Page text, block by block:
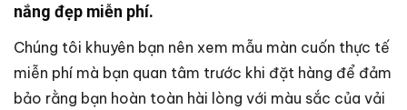
nắng đẹp miễn phí.
Chúng tôi khuyên bạn nên xem mẫu màn cuốn thực tế
miễn phí mà bạn quan tâm trước khi đặt hàng để đảm
bảo rằng bạn hoàn toàn hài lòng với màu sắc của vải